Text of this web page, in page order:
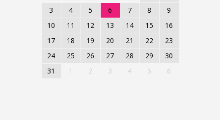
3
4 5 6 7 8
9
10
11 12 13 14 15
16
17
18 19 20 21 22
23
24
25 26 27 28 29
30
31
1 2 3 4 5 6